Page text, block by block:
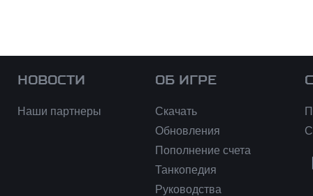
НОВОСТИ
Наши партнеры
ОБ ИГРЕ
Скачать
Обновления
Пополнение счета
Танкопедия
Руководства